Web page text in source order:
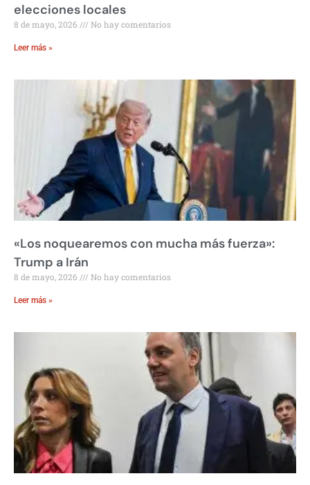
elecciones locales
8 de mayo, 2026 No hay comentarios
Leer más »
«Los noquearemos con mucha más fuerza»:
Trump a Irán
8 de mayo, 2026 No hay comentarios
Leer más »